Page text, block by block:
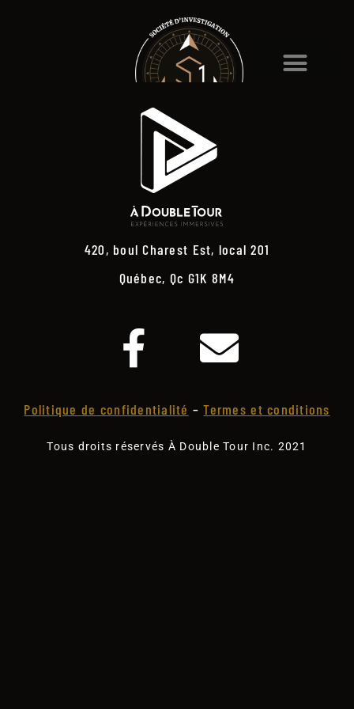
420, boul Charest Est, local 201
Québec, Qc G1K 8M4
Politique de confidentialité –Termes et conditions
Tous droits réservés À Double Tour Inc. 2021